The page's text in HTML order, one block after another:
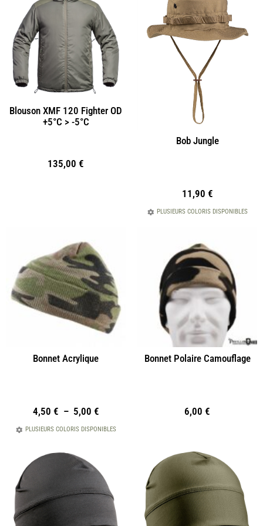
Blouson XMF 120 Fighter OD
+5°C > -5°C
135,00 €
Bob Jungle
11,90 €
PLUSIEURS COLORIS DISPONIBLES
Bonnet Acrylique
4,50 € – 5,00 €
PLUSIEURS COLORIS DISPONIBLES
Bonnet Polaire Camouflage
6,00 €